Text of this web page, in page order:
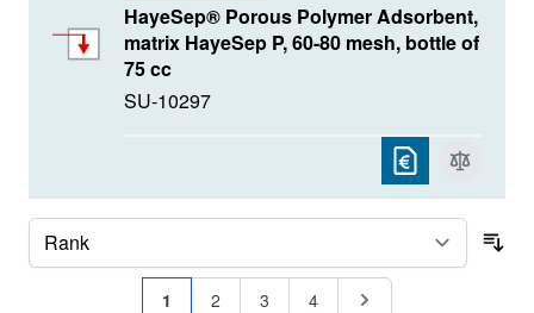
HayeSep® Porous Polymer Adsorbent,
matrix HayeSep P, 60-80 mesh, bottle of
75 cc
SU-10297
Seite
Sie lesen gerade Seite
1 Seite
2 Seite
3 Seite
4 Seite